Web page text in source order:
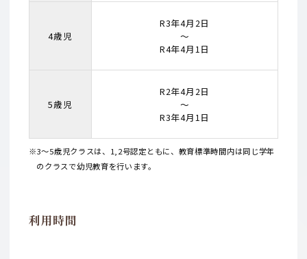
4歳児
R3年4月2日
〜
R4年4月1日
5歳児
R2年4月2日
〜
R3年4月1日
※3～5歳児クラスは、1,2号認定ともに、教育標準時間内は同じ学年
のクラスで幼児教育を行います。
利用時間